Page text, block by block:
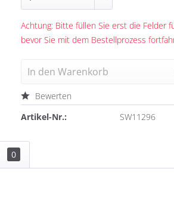
Achtung: Bitte füllen Sie erst die Felder
bevor Sie mit dem Bestellprozess
In den Warenkorb
Bewerten
Artikel-Nr.:
SW11296
0